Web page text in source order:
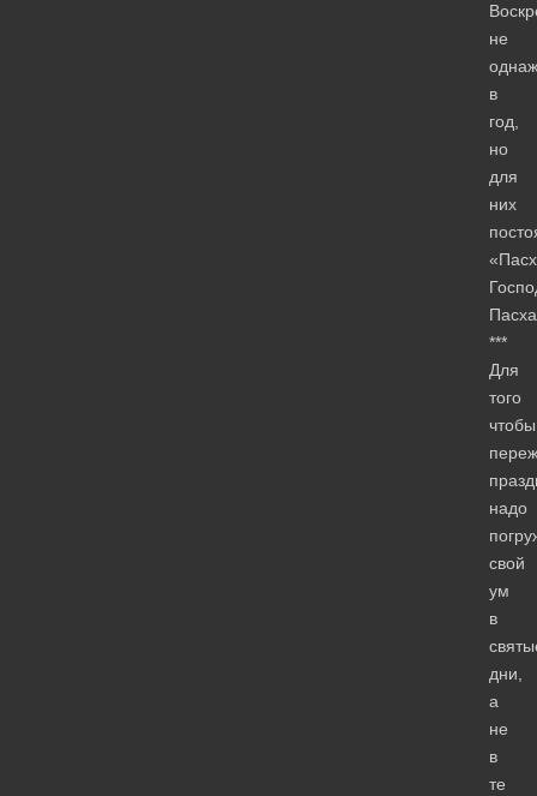
не
в
год,
но
для
них
***
Для
того
чтобы
надо
свой
ум
в
дни,
а
не
в
те